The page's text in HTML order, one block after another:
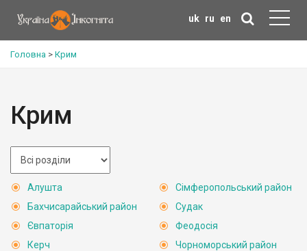
uk ru en
Головна > Крим
Крим
Алушта
Бахчисарайський район
Євпаторія
Керч
Сімферопольський район
Судак
Феодосія
Чорноморський район